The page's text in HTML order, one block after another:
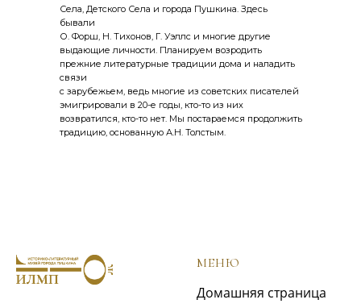
Села, Детского Села и города Пушкина. Здесь
бывали
О. Форш, Н. Тихонов, Г. Уэллс и многие другие
выдающие личности. Планируем возродить
прежние литературные традиции дома и наладить
связи
с зарубежьем, ведь многие из советских писателей
эмигрировали в 20-е годы, кто-то из них
возвратился, кто-то нет. Мы постараемся продолжить
традицию, основанную А.Н. Толстым.
МЕНЮ
Домашняя страница